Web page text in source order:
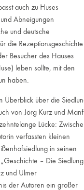
auch zu Huses
Abneigungen
und deutsche
die Rezeptionsgeschichte
Besucher des Hauses
leben sollte, mit den
haben.
Überblick über die
von Jörg Kurz und
Lücke:
verfassten kleinen
in seinen
– Die
und Ulmer
der Auto­ren ein großer